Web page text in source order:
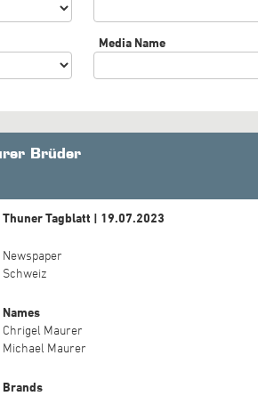
Media Name
Brüder
Thuner Tagblatt | 19.07.2023
Newspaper
Schweiz
Names
Chrigel Maurer
Michael Maurer
Brands